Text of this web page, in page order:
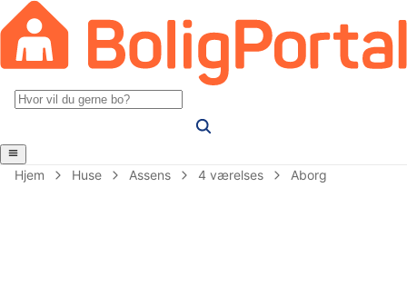
Hjem Huse Assens 4 værelses Aborg